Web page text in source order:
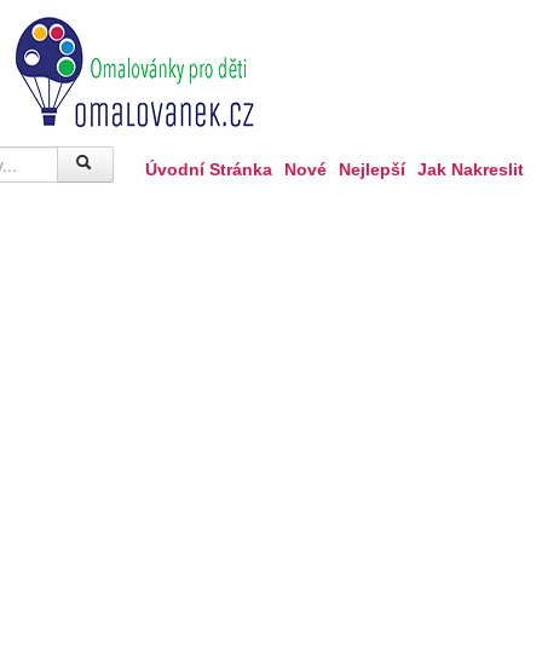
Úvodní Stránka Nové Nejlepší Jak Nakreslit